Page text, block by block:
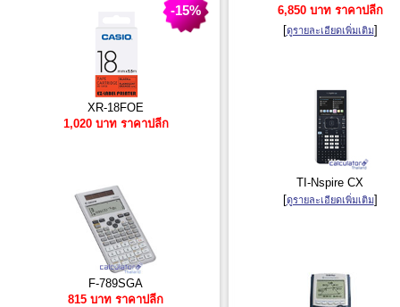
XR-18FOE
1,020 บาท ราคาปลีก
-15%
F-789SGA
815 บาท ราคาปลีก
6,850 บาท ราคาปลีก
[ดูรายละเอียดเพิ่มเติม]
TI-Nspire CX
[ดูรายละเอียดเพิ่มเติม]